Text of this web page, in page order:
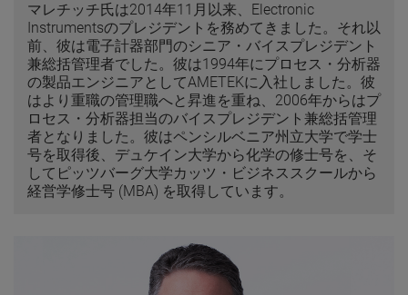
マレチッチ氏は2014年11月以来、Electronic
Instrumentsのプレジデントを務めてきました。それ以
前、彼は電子計器部門のシニア・バイスプレジデント
兼総括管理者でした。彼は1994年にプロセス・分析器
の製品エンジニアとしてAMETEKに入社しました。彼
はより重職の管理職へと昇進を重ね、2006年からはプ
ロセス・分析器担当のバイスプレジデント兼総括管理
者となりました。彼はペンシルベニア州立大学で学士
号を取得後、デュケイン大学から化学の修士号を、そ
してピッツバーグ大学カッツ・ビジネススクールから
経営学修士号 (MBA) を取得しています。